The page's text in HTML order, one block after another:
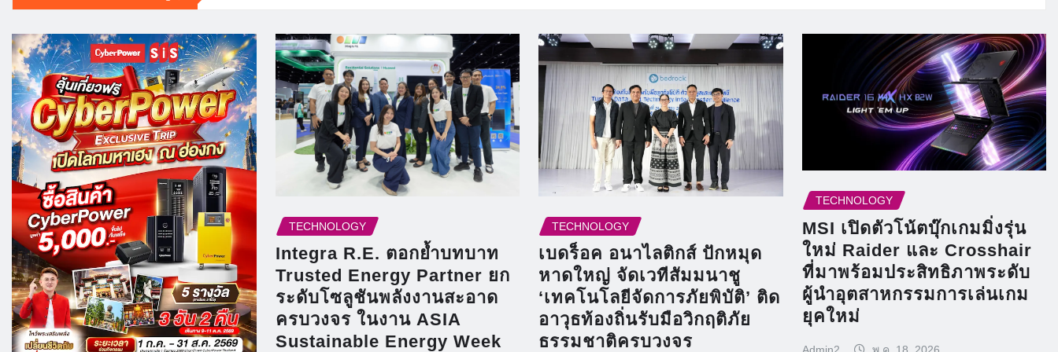
TECHNOLOGY
Integra R.E. ตอกย้ำบทบาท
Trusted Energy Partner ยก
ระดับโซลูชันพลังงานสะอาด
ครบวงจร ในงาน ASIA
Sustainable Energy Week
TECHNOLOGY
เบดร็อค อนาไลติกส์ ปักหมุด
หาดใหญ่ จัดเวทีสัมมนาชู
‘เทคโนโลยีจัดการภัยพิบัติ’ ติด
อาวุธท้องถิ่นรับมือวิกฤติภัย
ธรรมชาติครบวงจร
TECHNOLOGY
MSI เปิดตัวโน้ตบุ๊กเกมมิ่งรุ่น
ใหม่ Raider และ Crosshair
ที่มาพร้อมประสิทธิภาพระดับ
ผู้นำอุตสาหกรรมการเล่นเกม
ยุคใหม่